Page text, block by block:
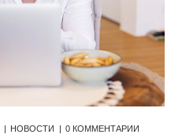
НОВОСТИ 0 КОММЕНТАРИИ